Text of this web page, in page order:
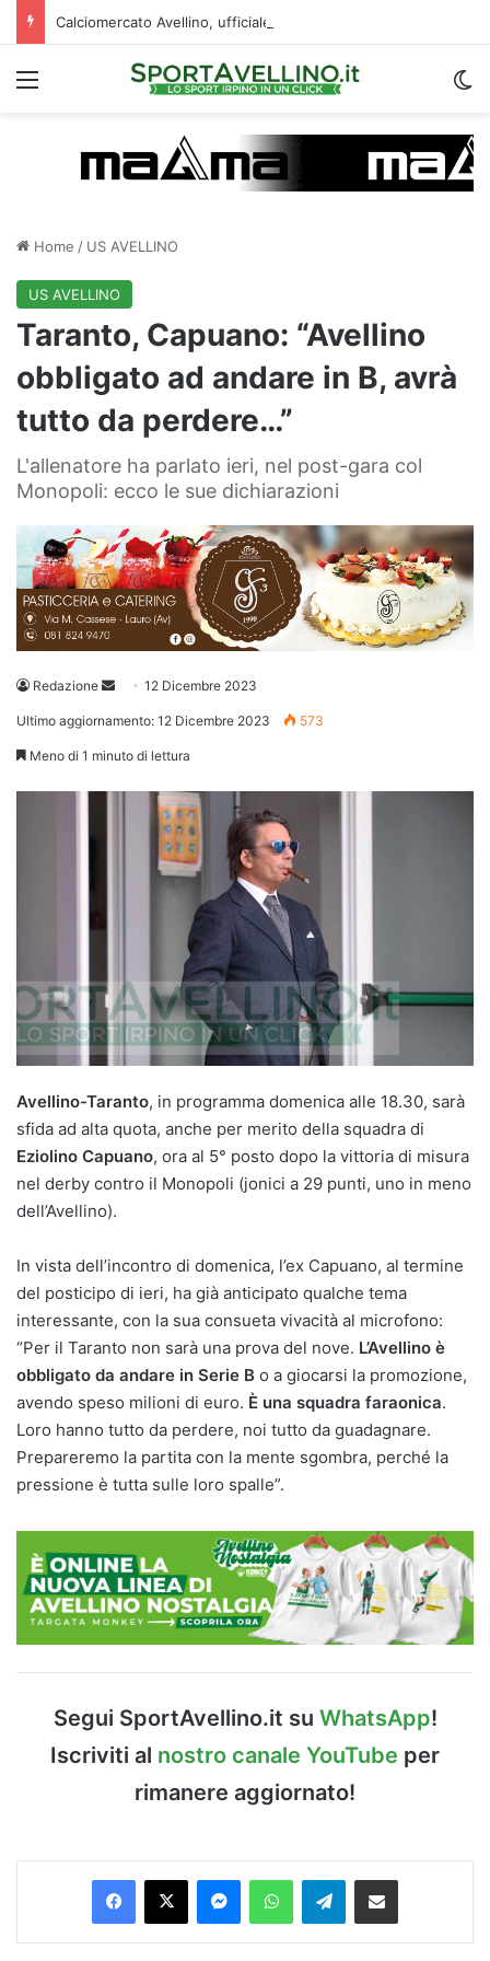
Menu
Home / US AVELLINO
US AVELLINO
Taranto, Capuano: “Avellino
obbligato ad andare in B, avrà
tutto da perdere…”
L'allenatore ha parlato ieri, nel post-gara col
Monopoli: ecco le sue dichiarazioni
Redazione
Invia 12 Dicembre 2023
Ultimo aggiornamento: 12 Dicembre 2023 573
Meno di 1 minuto di lettura
Avellino-Taranto, in programma domenica alle 18.30, sarà
sfida ad alta quota, anche per merito della squadra di
Eziolino Capuano, ora al 5° posto dopo la vittoria di misura
nel derby contro il Monopoli (jonici a 29 punti, uno in meno
dell’Avellino).
In vista dell’incontro di domenica, l’ex Capuano, al termine
del posticipo di ieri, ha già anticipato qualche tema
interessante, con la sua consueta vivacità al microfono:
“Per il Taranto non sarà una prova del nove. L’Avellino è
obbligato da andare in Serie B o a giocarsi la promozione,
avendo speso milioni di euro. È una squadra faraonica.
Loro hanno tutto da perdere, noi tutto da guadagnare.
Prepareremo la partita con la mente sgombra, perché la
pressione è tutta sulle loro spalle”.
Segui SportAvellino.it su WhatsApp!
Iscriviti al nostro canale YouTube per
rimanere aggiornato!
Facebook
X MessengerWhatsAppTelegramCondividi via Email